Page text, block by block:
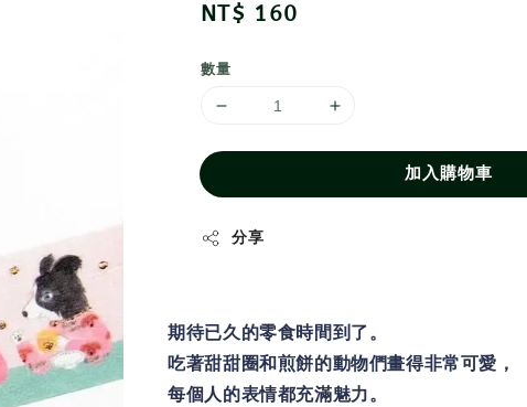
Regular
NT$ 160
數量
加入購物車
分享
期待已久的零食時間到了。
吃著甜甜圈和煎餅的動物們畫得非常可愛，
每個人的表情都充滿魅力。